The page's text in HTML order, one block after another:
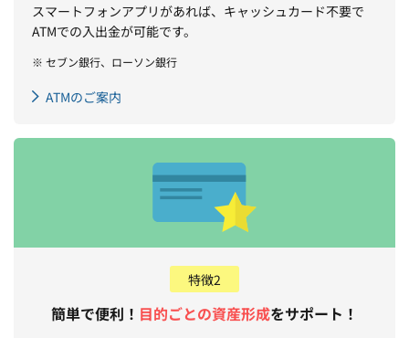
スマートフォンアプリがあれば、キャッシュカード不要で
ATMでの入出金が可能です。
※ セブン銀行、ローソン銀行
ATMのご案内
特徴2
簡単で便利！ 目的ごとの資産形成をサポート！